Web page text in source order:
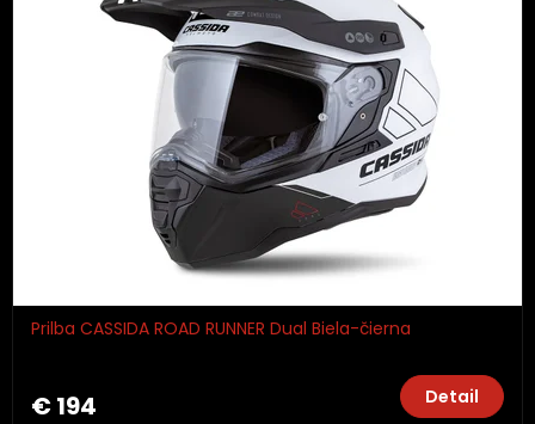
Prilba CASSIDA ROAD RUNNER Dual Biela-čierna
€ 194 Detail